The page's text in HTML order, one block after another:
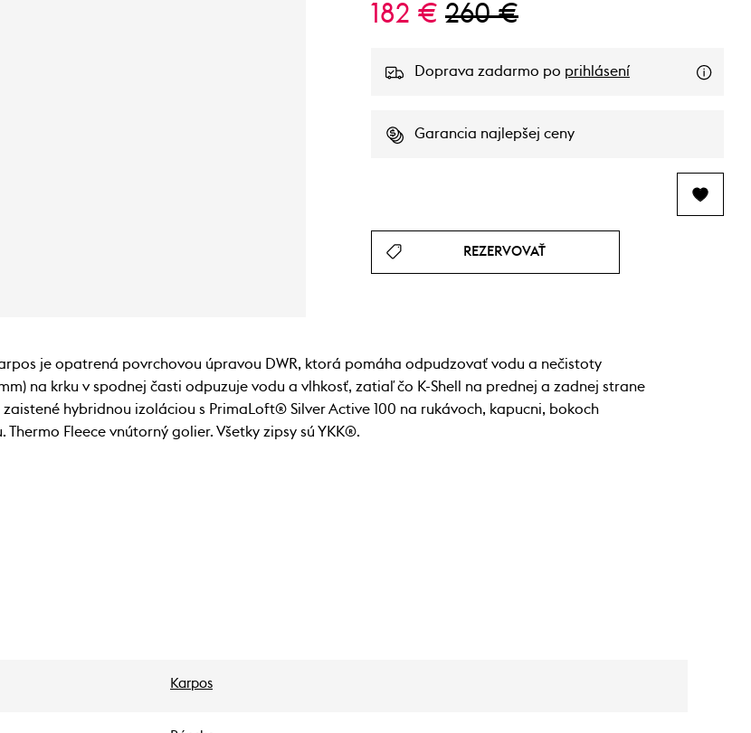
182 € 260 €
Doprava zadarmo po prihlásení
Garancia najlepšej ceny
REZERVOVAŤ
Karpos je opatrená povrchovou úpravou DWR, ktorá pomáha odpudzovať vodu a nečistoty
na krku v spodnej časti odpuzuje vodu a vlhkosť, zatiaľ čo K-Shell na prednej a zadnej strane
hybridnou izoláciou s PrimaLoft® Silver Active 100 na rukávoch, kapucni, bokoch
Fleece vnútorný golier. Všetky zipsy sú YKK®.
Karpos